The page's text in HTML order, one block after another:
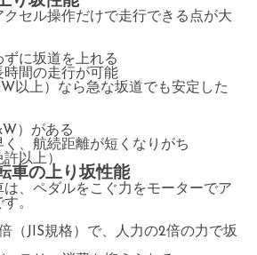
セル操作だけで走行できる点が大
に坂道を上れる
間の走行が可能
以上）なら急な坂道でも安定した
）がある
、航続距離が短くなりがち
以上）
車の上り坂性能
、ペダルをこぐ力をモーターでア
。
（JIS規格）で、人力の2倍の力で坂